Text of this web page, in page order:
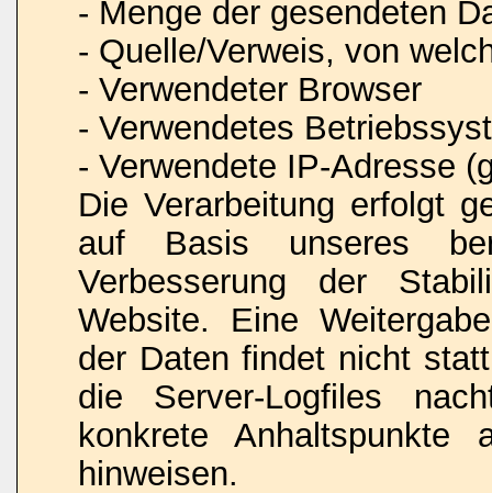
- Menge der gesendeten
- Quelle/Verweis, von
- Verwendeter Browser
- Verwendetes
- Verwendete IP-Adresse
Die Verarbeitung erfolgt
auf Basis unseres
Verbesserung der
Website. Eine
der Daten findet nicht
die Server-Logfiles
konkrete Anhaltspunkte
hinweisen.